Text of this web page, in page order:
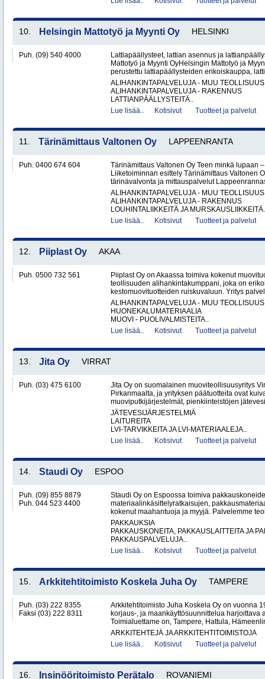
10. Helsingin Mattotyö ja Myynti Oy HELSINKI
Puh. (09) 540 4000
Lattiapäällysteet, lattian asennus ja
Mattotyö ja Myynti OyHelsingin Mattotyö ja
perustettu lattiapäällysteiden erikoiskauppa,
ALIHANKINTAPALVELUJA - MUU TEOLLISUUS
ALIHANKINTAPALVELUJA - RAKENNUS
LATTIANPÄÄLLYSTEITÄ..
Lue lisää..
Kotisivut Tuotteet ja palvelut
11. Tärinämittaus Valtonen Oy LAPPEENRANTA
Puh. 0400 674 604
Tärinämittaus Valtonen Oy Teen minkä lupaan
Liiketoiminnan esittely Tärinämittaus Valtonen
tärinävalvonta ja mittauspalvelut
ALIHANKINTAPALVELUJA - MUU TEOLLISUUS
ALIHANKINTAPALVELUJA - RAKENNUS
LOUHINTALIIKKEITÄ JA
Lue lisää..
Kotisivut Tuotteet ja palvelut
12. Piiplast Oy AKAA
Puh. 0500 732 561
Piiplast Oy on Akaassa toimiva kokenut
teollisuuden alihankintakumppani, joka on
kestomuovituotteiden ruiskuvaluun. Yritys
ALIHANKINTAPALVELUJA - MUU TEOLLISUUS
HUONEKALUMATERIAALIA
MUOVI - PUOLIVALMISTEITA..
Lue lisää..
Kotisivut Tuotteet ja palvelut
13. Jita Oy VIRRAT
Puh. (03) 475 6100
Jita Oy on suomalainen muoviteollisuusyritys
Pirkanmaalta, ja yrityksen päätuotteita ovat
muoviputkijärjestelmät, pienkiinteistöjen
JÄTEVESIJÄRJESTELMIÄ
LAITUREITA
LVI-TARVIKKEITA JA LVI-MATERIAALEJA..
Lue lisää..
Kotisivut Tuotteet ja palvelut
14. Staudi Oy ESPOO
Puh. (09) 855 8879
Puh. 044 523 4400
Staudi Oy on Espoossa toimiva
materiaalinkäsittelyratkaisujen,
kokenut maahantuoja ja myyjä. Palvelemme
PAKKAUKSIA
PAKKAUSKONEITA, PAKKAUSLAITTEITA JA
PAKKAUSPALVELUJA..
Lue lisää..
Kotisivut Tuotteet ja palvelut
15. Arkkitehtitoimisto Koskela Juha Oy TAMPERE
Puh. (03) 222 8355
Faksi (03) 222 8311
Arkkitehtitoimisto Juha Koskela Oy on vuonna
korjaus-, ja maankäyttösuunnittelua harjoittava
Toimialuettame on, Tampere, Hattula,
ARKKITEHTEJÄ JA ARKKITEHTITOIMISTOJA
Lue lisää..
Kotisivut Tuotteet ja palvelut
16. Insinööritoimisto Perätalo ROVANIEMI